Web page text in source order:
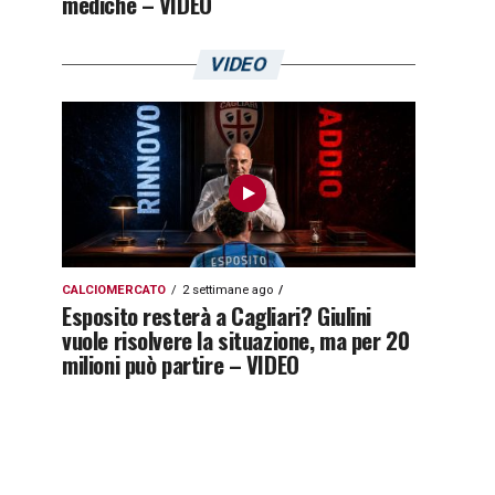
VIDEO
CALCIOMERCATO 2 settimane ago
Esposito resterà a Cagliari? Giulini
vuole risolvere la situazione, ma per 20
milioni può partire – VIDEO